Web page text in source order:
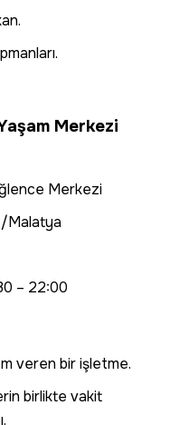
Merkezi
Merkezi
Malatya
– 22:00
veren bir işletme.
birlikte vakit